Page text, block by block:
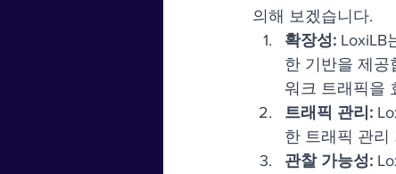
의해 보겠습니다.
확장성: LoxiLB
한 기반을 제공
워크 트래픽을
트래픽 관리:
한 트래픽 관리
관찰 가능성: